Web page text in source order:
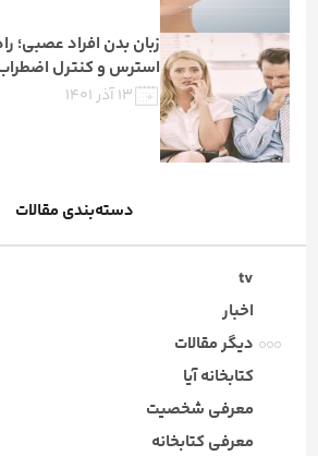
زبان بدن افراد عصبی؛
استرس و کنترل
۱۳ آذر ۱۴۰۱
دسته‌بندی مقالات
tv
اخبار
دیگر مقالات
کتابخانه آیا
معرفی شخصیت
معرفی کتابخانه